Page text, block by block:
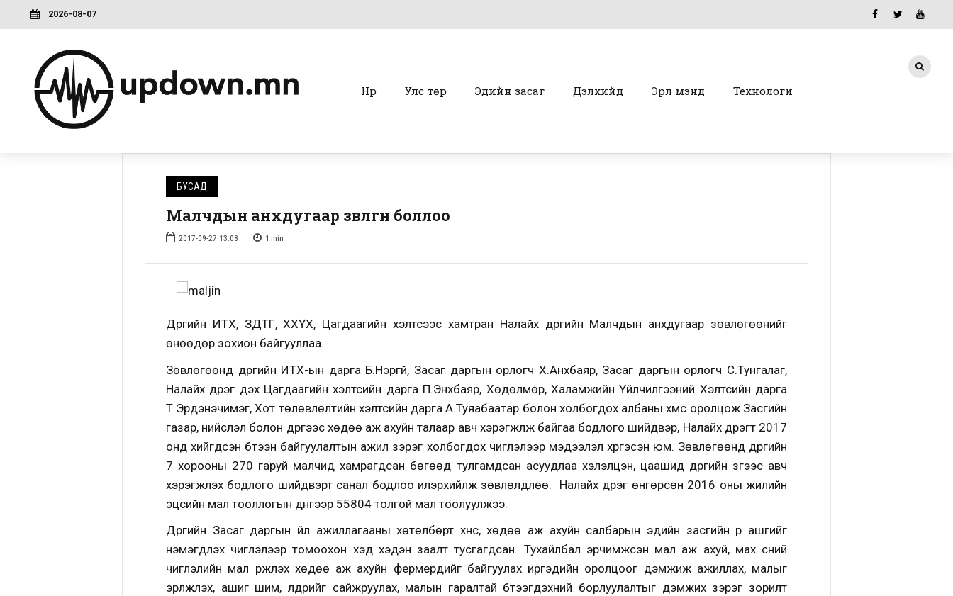
2026-08-07
Нүүр Улс төр Эдийн засаг Дэлхийд Эрүүл мэнд Технологи
БУСАД
Малчдын анхдугаар зөвлөгөөн боллоо
2017-09-27 13:08 1 min
Дүүргийн ИТХ, ЗДТГ, ХХҮХ, Цагдаагийн хэлтсээс хамтран Налайх дүүргийн Малчдын анхдугаар зөвлөгөөнийг
өнөөдөр зохион байгууллаа.
Зөвлөгөөнд дүүргийн ИТХ-ын дарга Б.Нэргүй, Засаг даргын орлогч Х.Анхбаяр, Засаг даргын орлогч С.Тунгалаг,
Налайх дүүрэг дэх Цагдаагийн хэлтсийн дарга П.Энхбаяр, Хөдөлмөр, Халамжийн Үйлчилгээний Хэлтсийн дарга
Т.Эрдэнэчимэг, Хот төлөвлөлтийн хэлтсийн дарга А.Туяабаатар болон холбогдох албаны хүмүүс оролцож Засгийн
газар, нийслэл болон дүүргээс хөдөө аж ахуйн талаар авч хэрэгжүүлж байгаа бодлого шийдвэр, Налайх дүүрэгт 2017
онд хийгдсэн бүтээн байгуулалтын ажил зэрэг холбогдох чиглэлээр мэдээлэл хүргэсэн юм. Зөвлөгөөнд дүүргийн
7 хорооны 270 гаруй малчид хамрагдсан бөгөөд тулгамдсан асуудлаа хэлэлцэн, цаашид дүүргийн зүгээс авч
хэрэгжүүлэх бодлого шийдвэрт санал бодлоо илэрхийлж зөвлөлдлөө. Налайх дүүрэг өнгөрсөн 2016 оны жилийн
эцсийн мал тооллогын дүнгээр 55804 толгой мал тоолуулжээ.
Дүүргийн Засаг даргын үйл ажиллагааны хөтөлбөрт хүнс, хөдөө аж ахуйн салбарын эдийн засгийн үр ашгийг
нэмэгдүүлэх чиглэлээр томоохон хэд хэдэн заалт тусгагдсан. Тухайлбал эрчимжсэн мал аж ахуй, мах сүүний
чиглэлийн мал үржүүлэх хөдөө аж ахуйн фермерүүдийг байгуулах иргэдийн оролцоог дэмжиж ажиллах, малыг
эрүүлжүүлэх, ашиг шим, үүлдрийг сайжруулах, малын гаралтай бүтээгдэхүүний борлуулалтыг дэмжих зэрэг зорилт